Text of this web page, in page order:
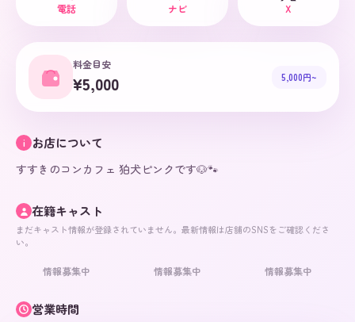
電話 ナビ X
料金目安
¥5,000 5,000円~
i お店について
すすきのコンカフェ 狛犬ピンクです🐶🐾
在籍キャスト
まだキャスト情報が登録されていません。最新情報は店舗のSNSをご確認くださ
い。
情報募集中 情報募集中 情報募集中
営業時間